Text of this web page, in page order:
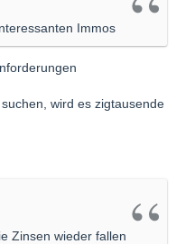
Immos
wird es zigtausende
Zinsen wieder fallen